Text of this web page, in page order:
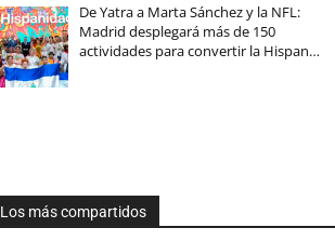
De Yatra a Marta Sánchez y la NFL:
Madrid desplegará más de 150
actividades para convertir la Hispan…
Los más compartidos